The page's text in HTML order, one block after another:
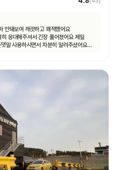
안돼보여 깨끗하고 쾌적했어요
응대해주셔서 긴장 풀어졌어요 제일
말 사용하시면서 차분히 알려주셨어요